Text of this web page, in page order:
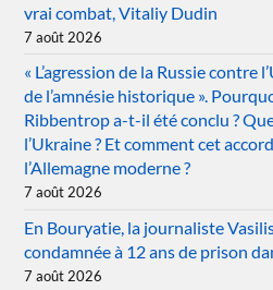
vrai combat, Vitaliy Dudin
7 août 2026
« L’agression de la Russie contre
de l’amnésie historique ».
Ribbentrop a-t-il été conclu ?
l’Ukraine ? Et comment cet
l’Allemagne moderne ?
7 août 2026
En Bouryatie, la journaliste
condamnée à 12 ans de prison
7 août 2026